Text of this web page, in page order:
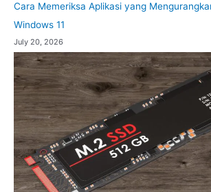
Cara Memeriksa Aplikasi yang
Windows 11
July 20, 2026